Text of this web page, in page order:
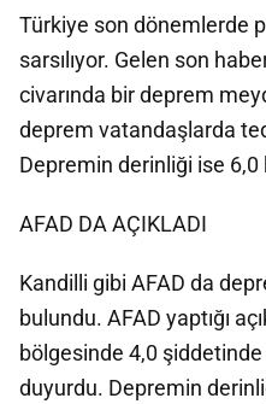
Türkiye son dönemlerde
sarsılıyor. Gelen son
civarında bir deprem
deprem vatandaşlarda
Depremin derinliği ise 6,0
AFAD DA AÇIKLADI
Kandilli gibi AFAD da
bulundu. AFAD yaptığı
bölgesinde 4,0
duyurdu. Depremin